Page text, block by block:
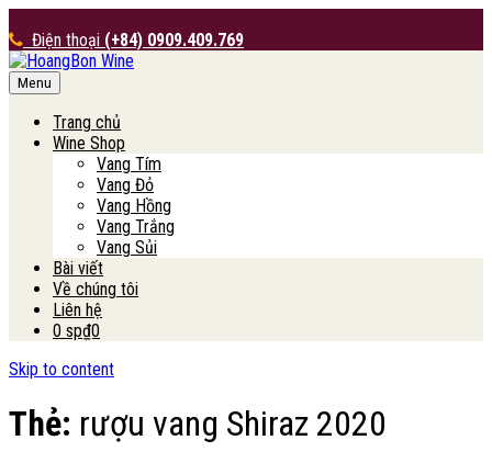
Điện thoại (+84) 0909.409.769
HoangBon Wine
Menu
Trang chủ
Wine Shop
Vang Tím
Vang Đỏ
Vang Hồng
Vang Trắng
Vang Sủi
Bài viết
Về chúng tôi
Liên hệ
0 sp₫0
Skip to content
Thẻ: rượu vang Shiraz 2020